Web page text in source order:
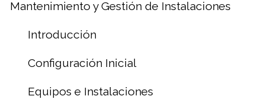
Mantenimiento y Gestión de Instalaciones
Introducción
Configuración Inicial
Equipos e Instalaciones